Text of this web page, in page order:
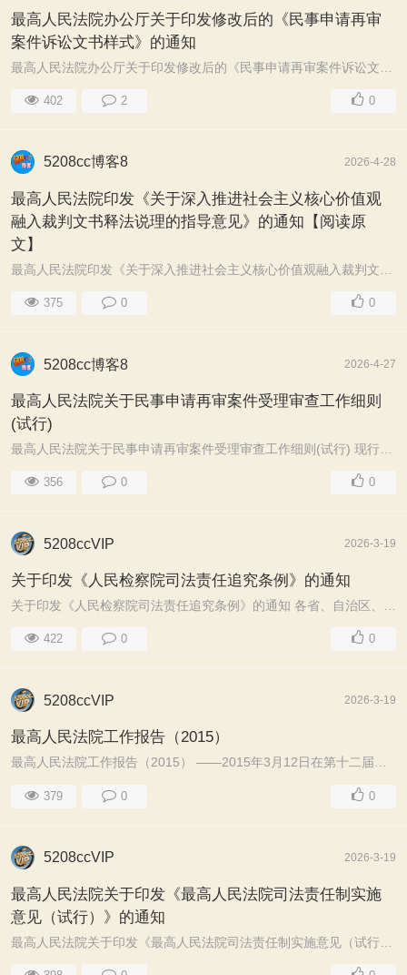
最高人民法院办公厅关于印发修改后的《民事申请再审
案件诉讼文书样式》的通知
402 2 0
5208cc博客8 2026-4-28
最高人民法院印发《关于深入推进社会主义核心价值观
融入裁判文书释法说理的指导意见》的通知【阅读原
文】
375 0 0
5208cc博客8 2026-4-27
最高人民法院关于民事申请再审案件受理审查工作细则
(试行)
356 0 0
5208ccVIP 2026-3-19
关于印发《人民检察院司法责任追究条例》的通知
关于印发《人民检察院司法责任追究条例》的通知 各省、自治区、直辖市人民检察院，解放军军事检察院，新疆生产建设兵团人民检察院： 为贯彻落实党的二十大关于 ...
422 0 0
5208ccVIP 2026-3-19
最高人民法院工作报告（2015）
最高人民法院工作报告（2015） ——2015年3月12日在第十二届全国人民代表大会第三次会议上最高人民法院院长 周强各位代表：我代表最高人民法院向大会报告工作， ...
379 0 0
5208ccVIP 2026-3-19
最高人民法院关于印发《最高人民法院司法责任制实施
意见（试行）》的通知